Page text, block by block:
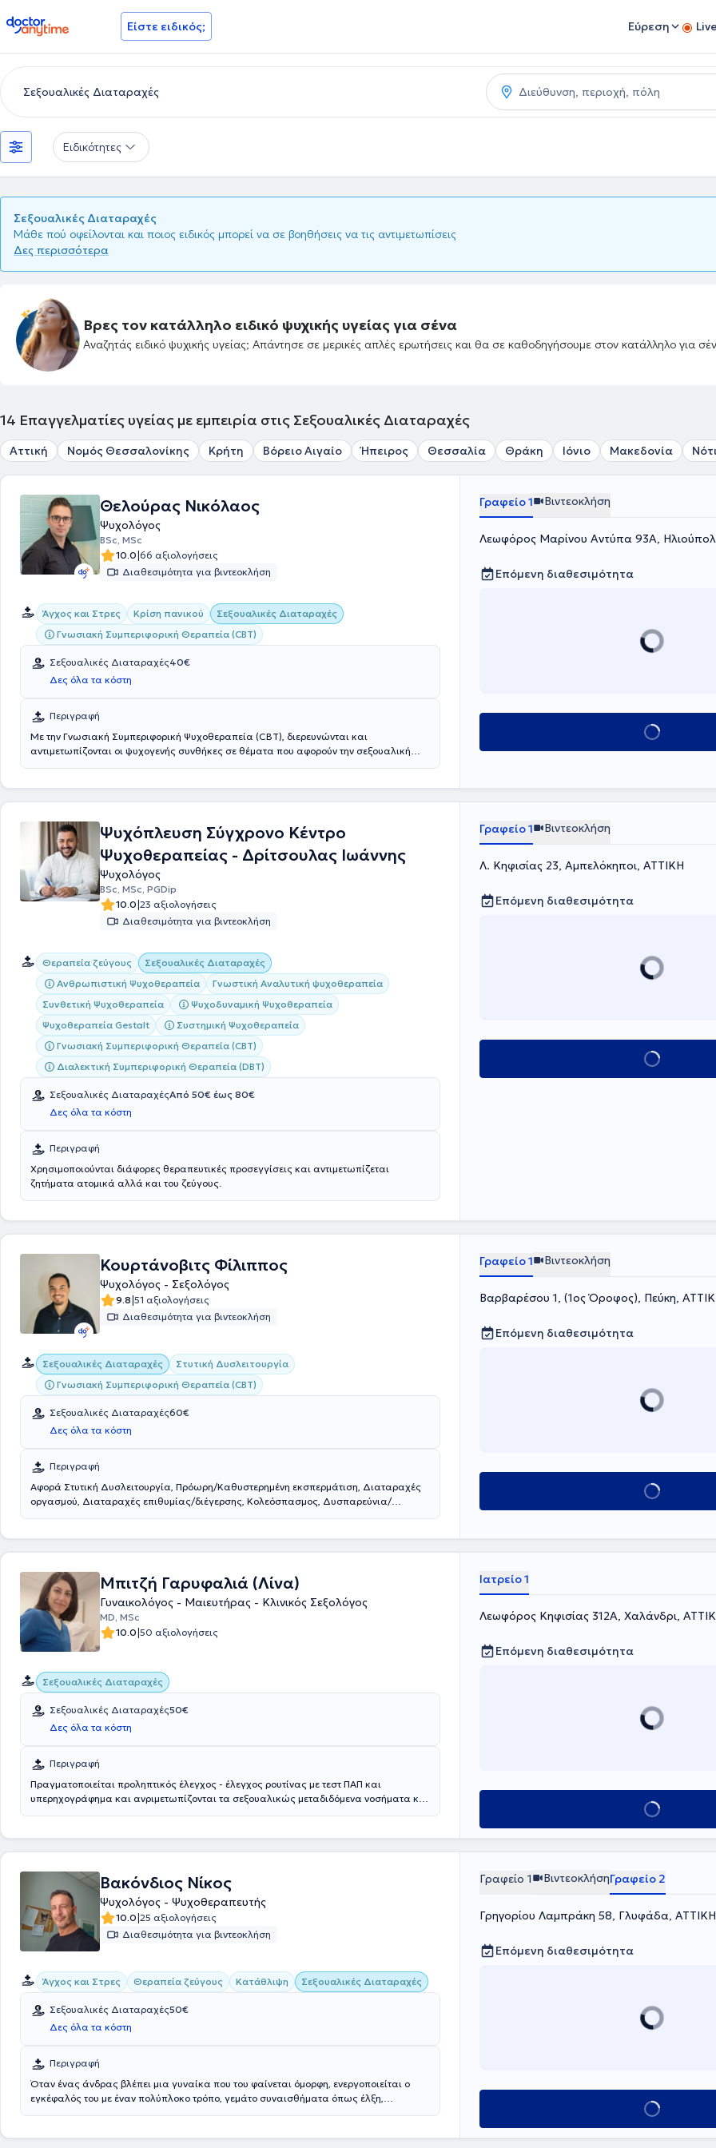
doctoranytime Είστε ειδικός; Εύρεση
Ειδικότητες
Σεξουαλικές Διαταραχές
Μάθε πού οφείλονται και ποιος ειδικός μπορεί να σε βοηθήσεις να τις αντιμετωπίσεις
Δες περισσότερα
Βρες τον κατάλληλο ειδικό ψυχικής υγείας για σένα
Αναζητάς ειδικό ψυχικής υγείας; Απάντησε σε μερικές απλές ερωτήσεις και θα σε καθοδηγήσουμε στον κατάλληλο για
14 Επαγγελματίες υγείας με εμπειρία στις Σεξουαλικές Διαταραχές
Αττική Νομός Θεσσαλονίκης Κρήτη Βόρειο Αιγαίο Ήπειρος Θεσσαλία Θράκη Ιόνιο Μακεδονία
Θελούρας Νικόλαος
Ψυχολόγος
BSc, MSc
10.0|66 αξιολογήσεις
Διαθεσιμότητα για βιντεοκλήση
Άγχος και Στρες Κρίση πανικού
Σεξουαλικές Διαταραχές
Γνωσιακή Συμπεριφορική Θεραπεία (CBT)
Σεξουαλικές Διαταραχές40€
Δες όλα τα κόστη
Περιγραφή
Με την Γνωσιακή Συμπεριφορική Ψυχοθεραπεία (CBT), διερευνώνται και
αντιμετωπίζονται οι ψυχογενής συνθήκες σε θέματα που αφορούν την σεξουαλική
Γραφείο 1 Βιντεοκλήση
Λεωφόρος Μαρίνου Αντύπα 93Α,
Επόμενη διαθεσιμότητα
Κλείσε ραντεβού
Ψυχόπλευση Σύγχρονο Κέντρο
Ψυχοθεραπείας - Δρίτσουλας Ιωάννης
Ψυχολόγος
BSc, MSc, PGDip
10.0|23 αξιολογήσεις
Διαθεσιμότητα για βιντεοκλήση
Θεραπεία ζεύγους
Σεξουαλικές Διαταραχές
Ανθρωπιστική Ψυχοθεραπεία
Γνωστική Αναλυτική ψυχοθεραπεία
Συνθετική Ψυχοθεραπεία
Ψυχοδυναμική Ψυχοθεραπεία
Ψυχοθεραπεία Gestalt
Συστημική Ψυχοθεραπεία
Γνωσιακή Συμπεριφορική Θεραπεία (CBT)
Διαλεκτική Συμπεριφορική Θεραπεία (DBT)
Σεξουαλικές ΔιαταραχέςΑπό 50€ έως 80€
Δες όλα τα κόστη
Περιγραφή
Χρησιμοποιούνται διάφορες θεραπευτικές προσεγγίσεις και αντιμετωπίζεται
ζητήματα ατομικά αλλά και του ζεύγους.
Γραφείο 1 Βιντεοκλήση
Λ. Κηφισίας 23, Αμπελόκηποι, ΑΤΤΙΚΗ
Επόμενη διαθεσιμότητα
Κλείσε ραντεβού
Κουρτάνοβιτς Φίλιππος
Ψυχολόγος - Σεξολόγος
9.8|51 αξιολογήσεις
Διαθεσιμότητα για βιντεοκλήση
Σεξουαλικές Διαταραχές
Στυτική Δυσλειτουργία
Γνωσιακή Συμπεριφορική Θεραπεία (CBT)
Σεξουαλικές Διαταραχές60€
Δες όλα τα κόστη
Περιγραφή
Αφορά Στυτική Δυσλειτουργία, Πρόωρη/Καθυστερημένη εκσπερμάτιση, Διαταραχές
οργασμού, Διαταραχές επιθυμίας/διέγερσης, Κολεόσπασμος, Δυσπαρεύνια/
Γραφείο 1 Βιντεοκλήση
Βαρβαρέσου 1, (1ος Όροφος), Πεύκη,
Επόμενη διαθεσιμότητα
Κλείσε ραντεβού
Μπιτζή Γαρυφαλιά (Λίνα)
Γυναικολόγος - Μαιευτήρας - Κλινικός Σεξολόγος
MD, MSc
10.0|50 αξιολογήσεις
Σεξουαλικές Διαταραχές
Σεξουαλικές Διαταραχές50€
Δες όλα τα κόστη
Περιγραφή
Πραγματοποιείται προληπτικός έλεγχος - έλεγχος ρουτίνας με τεστ ΠΑΠ και
υπερηχογράφημα και ανριμετωπίζονται τα σεξουαλικώς μεταδιδόμενα νοσήματα και
Ιατρείο 1
Λεωφόρος Κηφισίας 312Α, Χαλάνδρι,
Επόμενη διαθεσιμότητα
Κλείσε ραντεβού
Βακόνδιος Νίκος
Ψυχολόγος - Ψυχοθεραπευτής
10.0|25 αξιολογήσεις
Διαθεσιμότητα για βιντεοκλήση
Άγχος και Στρες Θεραπεία ζεύγους Κατάθλιψη Σεξουαλικές Διαταραχές
Σεξουαλικές Διαταραχές50€
Δες όλα τα κόστη
Περιγραφή
Όταν ένας άνδρας βλέπει μια γυναίκα που του φαίνεται όμορφη, ενεργοποιείται ο
εγκέφαλός του με έναν πολύπλοκο τρόπο, γεμάτο συναισθήματα όπως έλξη,
σημαντικό. η έλξη δεν είναι μόνο θέμα σώματος, αλλά και εγκεφάλου. όταν ο άνδρας
Γραφείο 1 ΒιντεοκλήσηΓραφείο 2
Γρηγορίου Λαμπράκη 58, Γλυφάδα, ΑΤΤΙΚΗ
Επόμενη διαθεσιμότητα
Κλείσε ραντεβού